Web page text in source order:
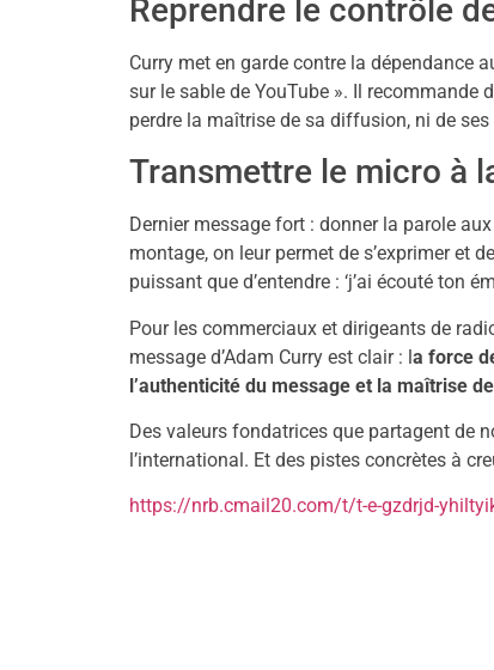
Reprendre le contrôle
Curry met en garde contre la dépendance
sur le sable de YouTube ». Il recommande
perdre la maîtrise de sa diffusion, ni de
Transmettre le micro à
Dernier message fort : donner la parole
montage, on leur permet de s’exprimer et
puissant que d’entendre : ‘j’ai écouté ton
Pour les commerciaux et dirigeants de
message d’Adam Curry est clair : la force
l’authenticité du message et la maîtrise
Des valeurs fondatrices que partagent de
l’international. Et des pistes concrètes à
https://nrb.cmail20.com/t/t-e-gzdrjd-